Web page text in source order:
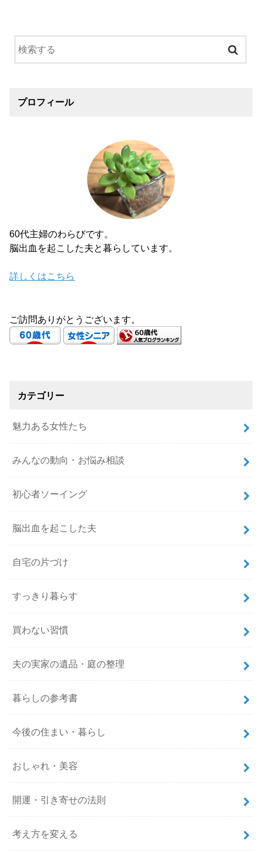
プロフィール
60代主婦のわらびです。
脳出血を起こした夫と暮らしています。
詳しくはこちら
ご訪問ありがとうございます。
カテゴリー
魅力ある女性たち
みんなの動向・お悩み相談
初心者ソーイング
脳出血を起こした夫
自宅の片づけ
すっきり暮らす
買わない習慣
夫の実家の遺品・庭の整理
暮らしの参考書
今後の住まい・暮らし
おしゃれ・美容
開運・引き寄せの法則
考え方を変える